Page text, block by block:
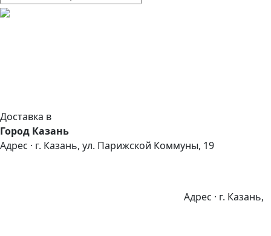
Доставка в
Город Казань
Адрес · г. Казань, ул. Парижской Коммуны, 19
Адрес · г. Казань,